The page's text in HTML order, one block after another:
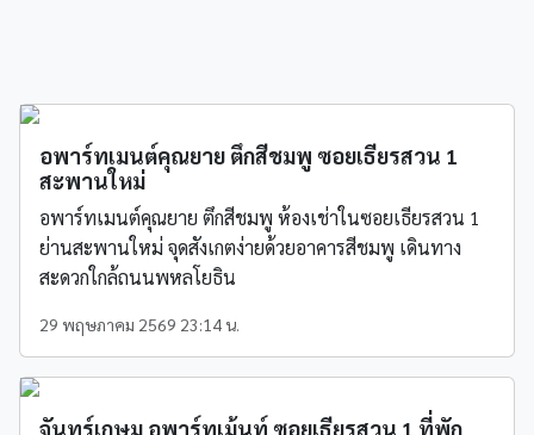
อพาร์ทเมนต์คุณยาย ตึกสีชมพู ซอยเธียรสวน 1
สะพานใหม่
อพาร์ทเมนต์คุณยาย ตึกสีชมพู ห้องเช่าในซอยเธียรสวน 1
ย่านสะพานใหม่ จุดสังเกตง่ายด้วยอาคารสีชมพู เดินทาง
สะดวกใกล้ถนนพหลโยธิน
29 พฤษภาคม 2569 23:14 น.
จันทร์เกษม อพาร์ทเม้นท์ ซอยเธียรสวน 1 ที่พัก